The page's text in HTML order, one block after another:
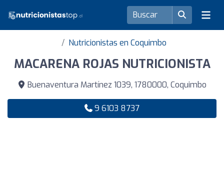
Nutricionistas en Coquimbo
MACARENA ROJAS NUTRICIONISTA
Buenaventura Martínez 1039, 1780000, Coquimbo
9 6103 8737